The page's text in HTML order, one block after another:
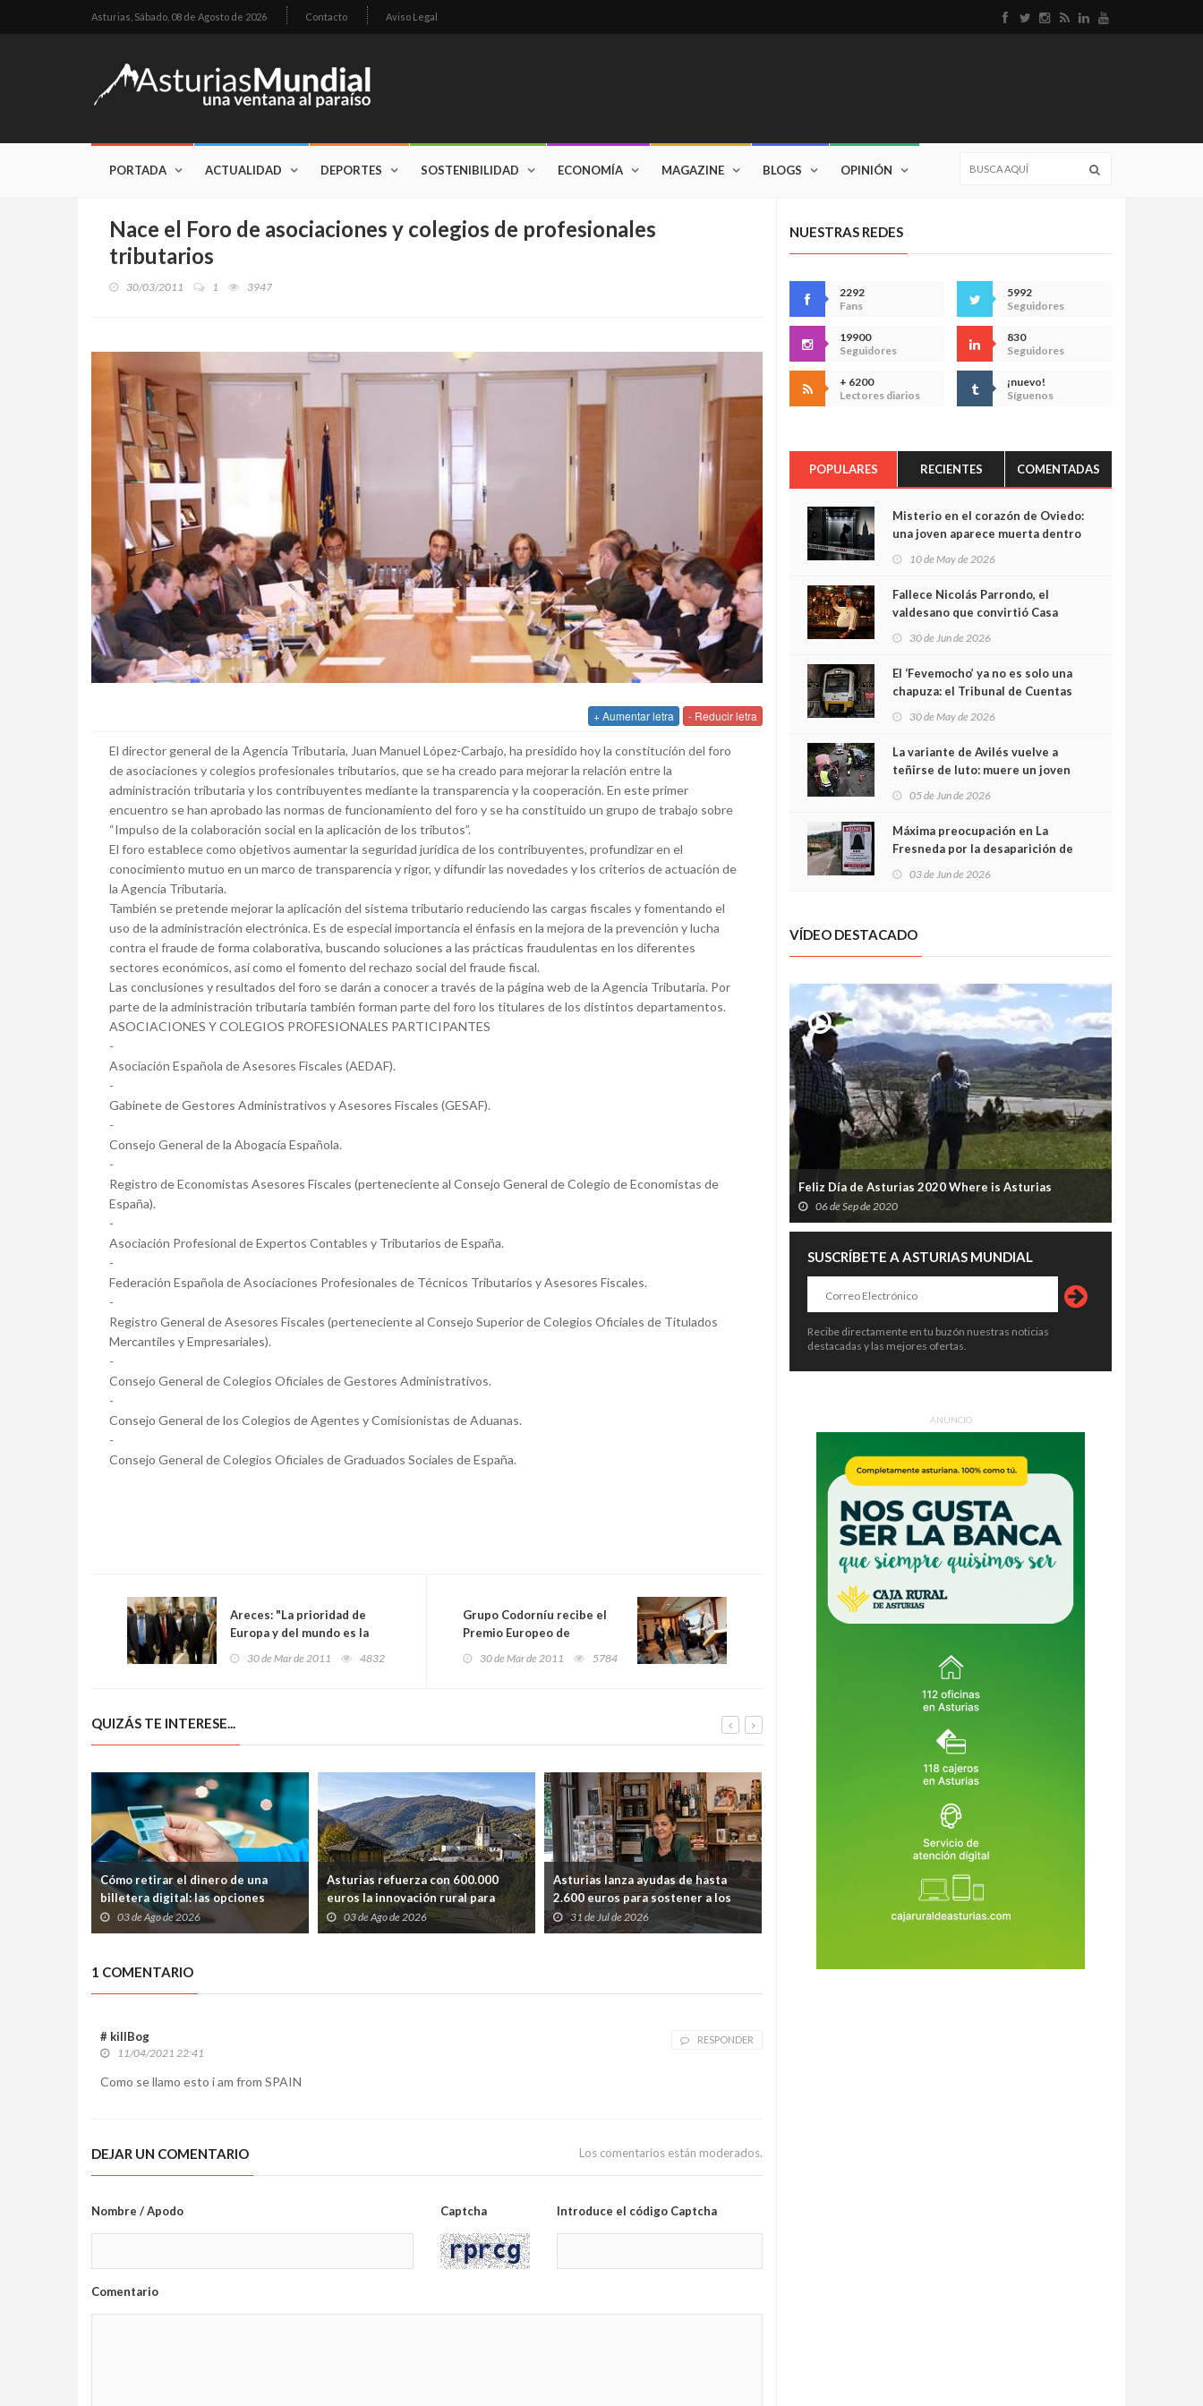
Asturias, Sábado, 08 de Agosto de 2026 Contacto Aviso Legal
PORTADA ACTUALIDAD DEPORTES SOSTENIBILIDAD ECONOMÍA MAGAZINE BLOGS OPINIÓN
Nace el Foro de asociaciones y colegios de profesionales
tributarios
30/03/2011 1 3947
+ Aumentar letra - Reducir letra
El director general de la Agencia Tributaria, Juan Manuel López-Carbajo, ha presidido hoy la constitución del foro
de asociaciones y colegios profesionales tributarios, que se ha creado para mejorar la relación entre la
administración tributaria y los contribuyentes mediante la transparencia y la cooperación. En este primer
encuentro se han aprobado las normas de funcionamiento del foro y se ha constituido un grupo de trabajo sobre
“Impulso de la colaboración social en la aplicación de los tributos”.
El foro establece como objetivos aumentar la seguridad jurídica de los contribuyentes, profundizar en el
conocimiento mutuo en un marco de transparencia y rigor, y difundir las novedades y los criterios de actuación de
la Agencia Tributaria.
También se pretende mejorar la aplicación del sistema tributario reduciendo las cargas fiscales y fomentando el
uso de la administración electrónica. Es de especial importancia el énfasis en la mejora de la prevención y lucha
contra el fraude de forma colaborativa, buscando soluciones a las prácticas fraudulentas en los diferentes
sectores económicos, así como el fomento del rechazo social del fraude fiscal.
Las conclusiones y resultados del foro se darán a conocer a través de la página web de la Agencia Tributaria. Por
parte de la administración tributaria también forman parte del foro los titulares de los distintos departamentos.
ASOCIACIONES Y COLEGIOS PROFESIONALES PARTICIPANTES
-
Asociación Española de Asesores Fiscales (AEDAF).
-
Gabinete de Gestores Administrativos y Asesores Fiscales (GESAF).
-
Consejo General de la Abogacía Española.
-
Registro de Economistas Asesores Fiscales (perteneciente al Consejo General de Colegio de Economistas de
España).
-
Asociación Profesional de Expertos Contables y Tributarios de España.
-
Federación Española de Asociaciones Profesionales de Técnicos Tributarios y Asesores Fiscales.
-
Registro General de Asesores Fiscales (perteneciente al Consejo Superior de Colegios Oficiales de Titulados
Mercantiles y Empresariales).
-
Consejo General de Colegios Oficiales de Gestores Administrativos.
-
Consejo General de los Colegios de Agentes y Comisionistas de Aduanas.
-
Consejo General de Colegios Oficiales de Graduados Sociales de España.
Areces: "La prioridad de
Europa y del mundo es la
cualificación de las
30 de Mar de 2011 4832
Grupo Codorníu recibe el
Premio Europeo de
Prevención de Residuos
30 de Mar de 2011 5784
QUIZÁS TE INTERESE...
Cómo retirar el dinero de una
billetera digital: las opciones
disponibles
03 de Ago de 2026
Asturias refuerza con 600.000
euros la innovación rural para
frenar la pérdida de población
03 de Ago de 2026
Asturias lanza ayudas de hasta
2.600 euros para sostener a los
autónomos de los pueblos con
menos población
31 de Jul de 2026
Asturias destina 5,5 millones a
limpiar montes, prevenir incendios
y recuperar bosques dañados
campamentos, ludotecas y
1 COMENTARIO
# killBog RESPONDER
11/04/2021 22:41
Como se llamo esto i am from SPAIN
DEJAR UN COMENTARIO Los comentarios están moderados.
Nombre / Apodo Captcha Introduce el código Captcha
Comentario
NUESTRAS REDES
2292
Fans
5992
Seguidores
19900
Seguidores
830
Seguidores
+ 6200
Lectores diarios
¡nuevo!
Síguenos
POPULARES RECIENTES COMENTADAS
Misterio en el corazón de Oviedo:
una joven aparece muerta dentro
cámaras captan sus últimos
minutos
10 de May de 2026
Fallece Nicolás Parrondo, el
valdesano que convirtió Casa
30 de Jun de 2026
El ‘Fevemocho’ ya no es solo una
chapuza: el Tribunal de Cuentas
sobrecoste de los trenes que no
cabían por los túneles
30 de May de 2026
La variante de Avilés vuelve a
teñirse de luto: muere un joven
05 de Jun de 2026
Máxima preocupación en La
Fresneda por la desaparición de
03 de Jun de 2026
VÍDEO DESTACADO
Feliz Día de Asturias 2020 Where is Asturias
06 de Sep de 2020
SUSCRÍBETE A ASTURIAS MUNDIAL
Recibe directamente en tu buzón nuestras noticias
destacadas y las mejores ofertas.
ANUNCIO